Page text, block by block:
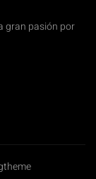
gran pasión por